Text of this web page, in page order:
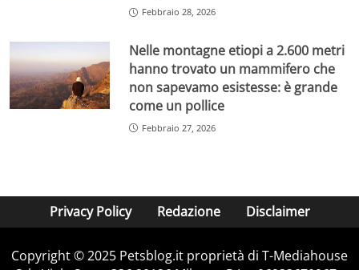
Febbraio 28, 2026
Nelle montagne etiopi a 2.600 metri
hanno trovato un mammifero che
non sapevamo esistesse: è grande
come un pollice
Febbraio 27, 2026
Privacy Policy Redazione Disclaimer
Copyright © 2025 Petsblog.it proprietà di T-Mediahouse